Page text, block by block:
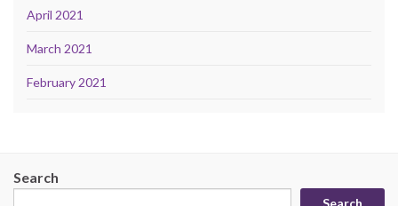
April 2021
March 2021
February 2021
Search